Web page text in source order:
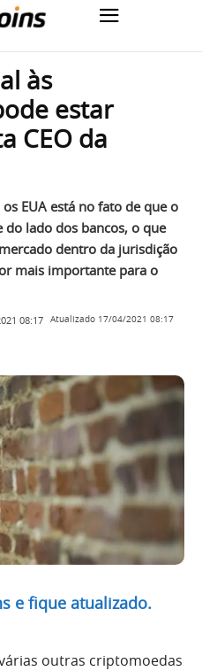
às
estar
CEO da
EUA está no fato de que o
lado dos bancos, o que
dentro da jurisdição
mais importante para o
08:17 Atualizado 17/04/2021 08:17
e fique atualizado.
outras criptomoedas